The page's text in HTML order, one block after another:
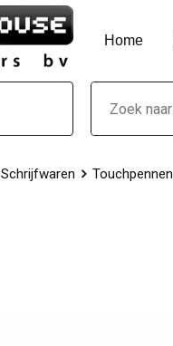
Home
Schrijfwaren Touchpennen